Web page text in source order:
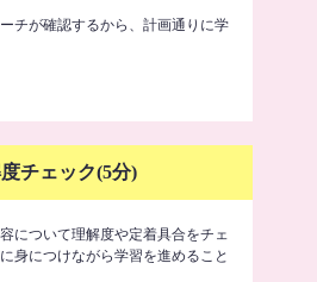
チが確認するから、計画通りに学
チェック(5分)
について理解度や定着具合をチェ
身につけながら学習を進めること